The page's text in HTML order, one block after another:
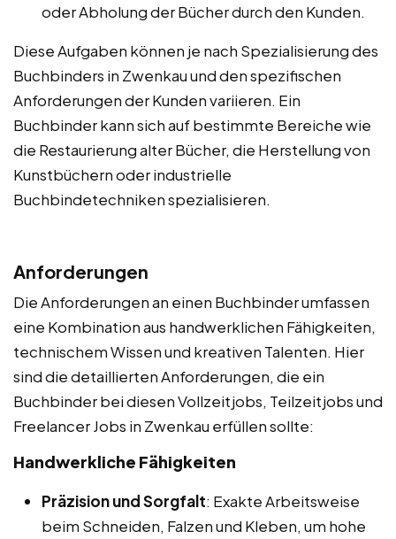
oder Abholung der Bücher durch den Kunden.
Diese Aufgaben können je nach Spezialisierung des
Buchbinders in Zwenkau und den spezifischen
Anforderungen der Kunden variieren. Ein
Buchbinder kann sich auf bestimmte Bereiche wie
die Restaurierung alter Bücher, die Herstellung von
Kunstbüchern oder industrielle
Buchbindetechniken spezialisieren.
Anforderungen
Die Anforderungen an einen Buchbinder umfassen
eine Kombination aus handwerklichen Fähigkeiten,
technischem Wissen und kreativen Talenten. Hier
sind die detaillierten Anforderungen, die ein
Buchbinder bei diesen Vollzeitjobs, Teilzeitjobs und
Freelancer Jobs in Zwenkau erfüllen sollte:
Handwerkliche Fähigkeiten
Präzision und Sorgfalt: Exakte Arbeitsweise
beim Schneiden, Falzen und Kleben, um hohe